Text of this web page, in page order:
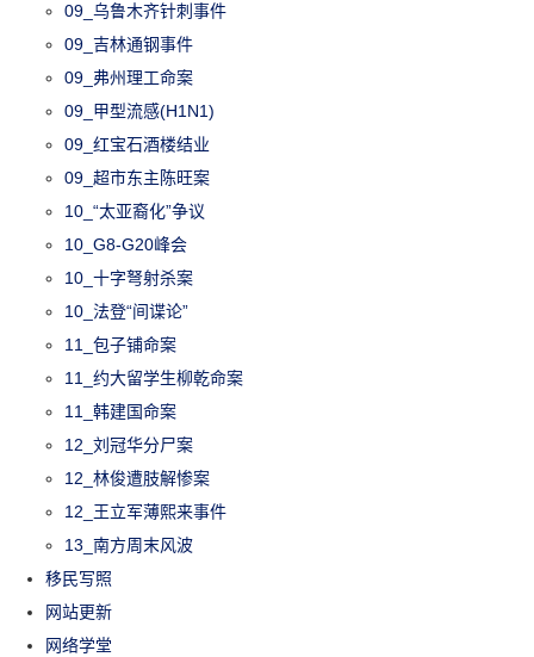
09_乌鲁木齐针刺事件
09_吉林通钢事件
09_弗州理工命案
09_甲型流感(H1N1)
09_红宝石酒楼结业
09_超市东主陈旺案
10_“太亚裔化”争议
10_G8-G20峰会
10_十字弩射杀案
10_法登“间谍论”
11_包子铺命案
11_约大留学生柳乾命案
11_韩建国命案
12_刘冠华分尸案
12_林俊遭肢解惨案
12_王立军薄熙来事件
13_南方周末风波
移民写照
网站更新
网络学堂